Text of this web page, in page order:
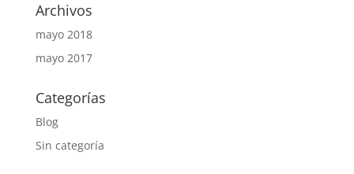
Archivos
mayo 2018
mayo 2017
Categorías
Blog
Sin categoría